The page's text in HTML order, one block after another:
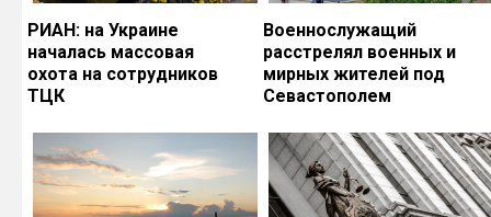
РИАН: на Украине
началась массовая
охота на сотрудников
ТЦК
Военнослужащий
расстрелял военных и
мирных жителей под
Севастополем